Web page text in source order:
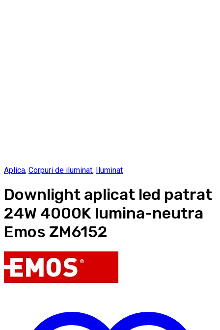
Aplica, Corpuri de iluminat, Iluminat
Downlight aplicat led patrat
24W 4000K lumina-neutra
Emos ZM6152